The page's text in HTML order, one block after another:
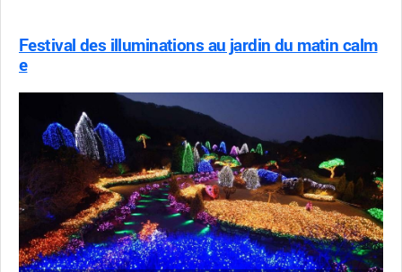
Festival des illuminations au jardin du matin calm
e